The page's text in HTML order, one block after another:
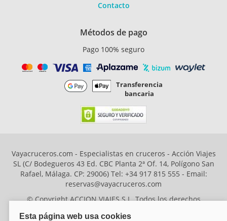
Contacto
Métodos de pago
Pago 100% seguro
Transferencia
bancaria
Vayacruceros.com - Especialistas en cruceros - Acción Viajes
SL (C/ Bodegueros 43 Ed. CBC Planta 2ª Of. 14, Polígono San
Rafael, Málaga. CP: 29006) Tel: +34 917 815 555 - Email:
reservas@vayacruceros.com
© Copyright ACCION VIAJES S.L. Todos los derechos